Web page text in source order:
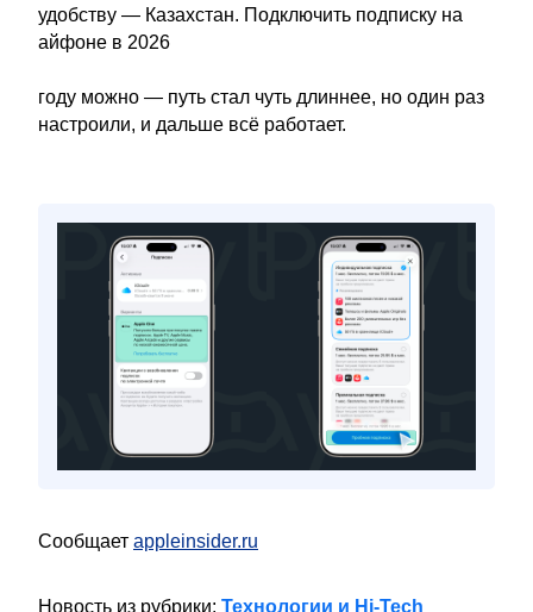
удобству — Казахстан. Подключить подписку на
айфоне в 2026
году можно — путь стал чуть длиннее, но один раз
настроили, и дальше всё работает.
Сообщает appleinsider.ru
Новость из рубрики: Технологии и Hi-Tech